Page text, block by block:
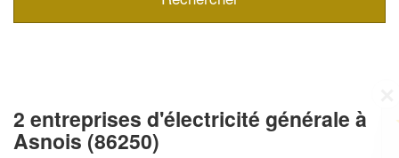
2 entreprises d'électricité générale à
Asnois (86250)
Vous êtes un
professionnel ?